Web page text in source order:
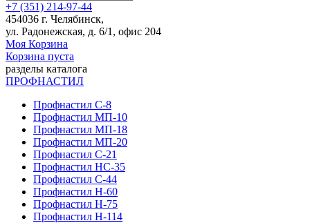
+7 (351) 214-97-44
454036 г. Челябинск,
ул. Радонежская, д. 6/1, офис 204
Моя Корзина
Корзина пуста
разделы каталога
ПРОФНАСТИЛ
Профнастил С-8
Профнастил МП-10
Профнастил МП-18
Профнастил МП-20
Профнастил С-21
Профнастил НС-35
Профнастил С-44
Профнастил Н-60
Профнастил Н-75
Профнастил Н-114